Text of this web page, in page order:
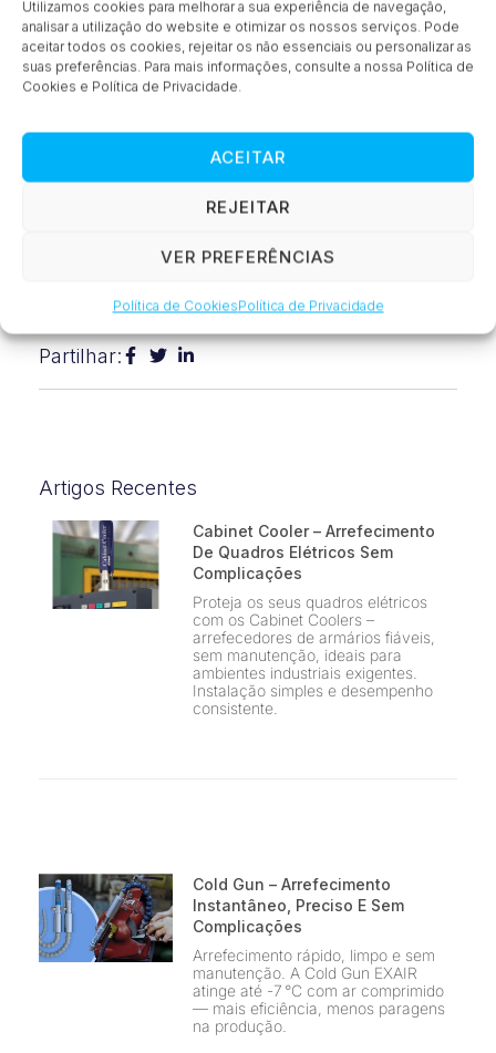
Utilizamos cookies para melhorar a sua experiência de navegação,
analisar a utilização do website e otimizar os nossos serviços. Pode
aceitar todos os cookies, rejeitar os não essenciais ou personalizar as
suas preferências. Para mais informações, consulte a nossa Política de
Cookies e Política de Privacidade.
ACEITAR
REJEITAR
VER PREFERÊNCIAS
Política de CookiesPolítica de Privacidade
Limpar os diâmetros internos de tubos, canos,
canais, orifícios cegos, etc., nunca foi tão fácil
do que as pistolas de ar de segurança Soft Grip
Back Blow . Você pode obtê-lo com os bocais de
Fonte: Cody Biehle, EXAIR
Portugal. Se necessitar de informação adicional
Partilhar:
Artigos Recentes
Cabinet Cooler – Arrefecimento
De Quadros Elétricos Sem
Complicações
Proteja os seus quadros elétricos
com os Cabinet Coolers –
arrefecedores de armários fiáveis,
sem manutenção, ideais para
ambientes industriais exigentes.
Instalação simples e desempenho
consistente.
Cold Gun – Arrefecimento
Instantâneo, Preciso E Sem
Complicações
Arrefecimento rápido, limpo e sem
manutenção. A Cold Gun EXAIR
atinge até -7 °C com ar comprimido
— mais eficiência, menos paragens
na produção.